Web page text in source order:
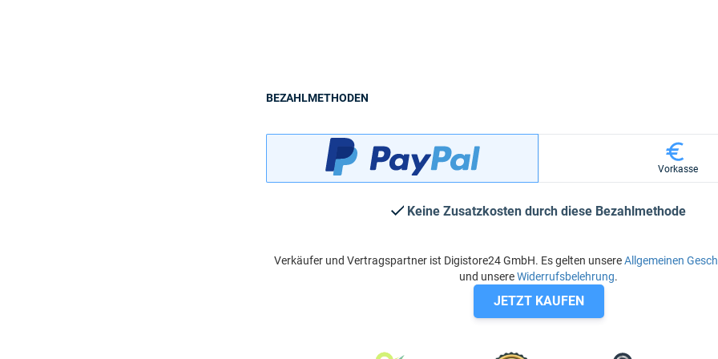
BEZAHLMETHODEN
Vorkasse
Keine Zusatzkosten durch diese Bezahlmethode
Verkäufer und Vertragspartner ist Digistore24 GmbH. Es gelten unsereAllgemeinen
und unsereWiderrufsbelehrung.
JETZT KAUFEN